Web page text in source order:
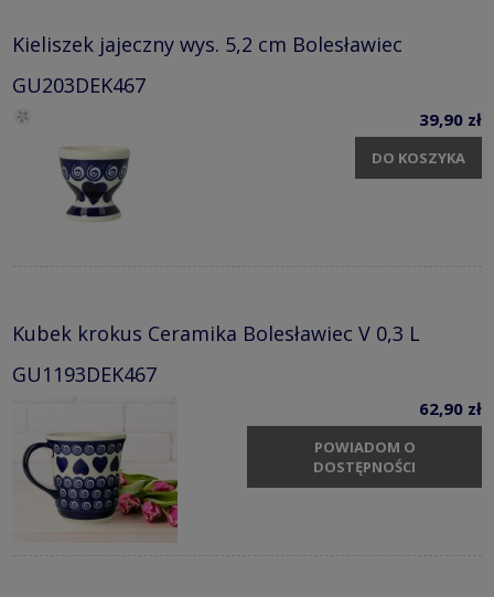
Kieliszek jajeczny wys. 5,2 cm Bolesławiec
GU203DEK467
39,90 zł
DO KOSZYKA
Kubek krokus Ceramika Bolesławiec V 0,3 L
GU1193DEK467
62,90 zł
POWIADOM O
DOSTĘPNOŚCI